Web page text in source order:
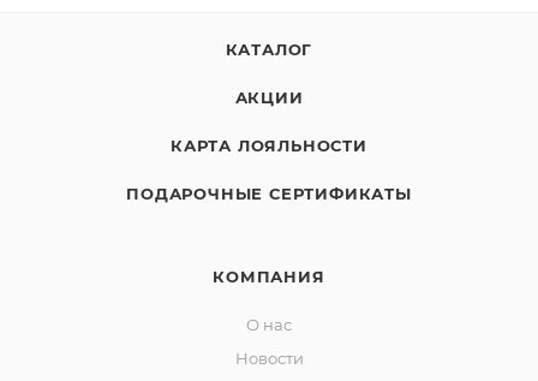
КАТАЛОГ
АКЦИИ
КАРТА ЛОЯЛЬНОСТИ
ПОДАРОЧНЫЕ СЕРТИФИКАТЫ
КОМПАНИЯ
О нас
Новости